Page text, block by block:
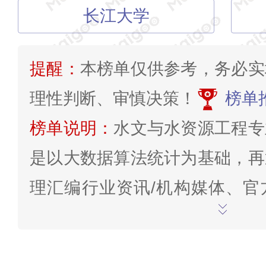
长江大学
提醒： 本榜单仅供参考，务必
理性判断、审慎决策！
榜单
榜单说明： 水文与水资源工程
是以大数据算法统计为基础，
理汇编行业资讯/机构媒体、
据、网络投票、点评、关注度